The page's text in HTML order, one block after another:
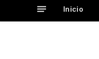
Inicio